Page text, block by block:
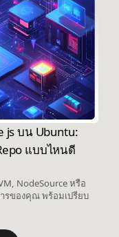
js บน Ubuntu:
แบบไหนดี
NodeSource หรือ
รของคุณ พร้อมเปรียบ